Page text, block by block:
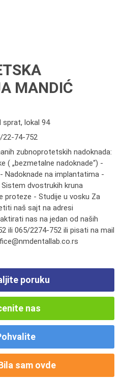
MANDIĆ
sprat, lokal 94
22-74-752
zubnoprotetskih nadoknada:
( „bezmetalne nadoknade“) -
Nadoknade na implantatima -
dvostrukih kruna
proteze - Studije u vosku Za
naš sajt na adresi
nas na jedan od naših
ili 065/2274-752 ili pisati na mail
poruku
nas
sam ovde